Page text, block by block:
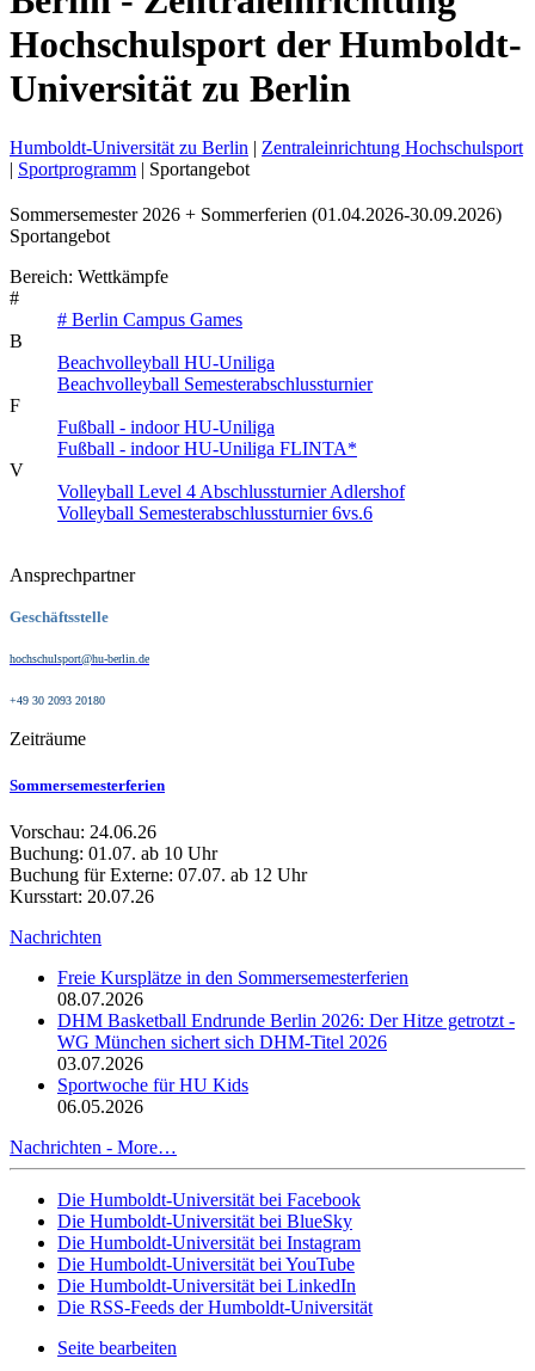
Hochschulsport der Humboldt-
Universität zu Berlin
Humboldt-Universität zu Berlin | Zentraleinrichtung Hochschulsport
| Sportprogramm | Sportangebot
Sommersemester 2026 + Sommerferien (01.04.2026-30.09.2026)
Sportangebot
Bereich: Wettkämpfe
#
# Berlin Campus Games
B
Beachvolleyball HU-Uniliga
Beachvolleyball Semesterabschlussturnier
F
Fußball - indoor HU-Uniliga
Fußball - indoor HU-Uniliga FLINTA*
V
Volleyball Level 4 Abschlussturnier Adlershof
Volleyball Semesterabschlussturnier 6vs.6
Ansprechpartner
Geschäftsstelle
hochschulsport@hu-berlin.de
+49 30 2093 20180
Zeiträume
Sommersemesterferien
Vorschau: 24.06.26
Buchung: 01.07. ab 10 Uhr
Buchung für Externe: 07.07. ab 12 Uhr
Kursstart: 20.07.26
Nachrichten
Freie Kursplätze in den Sommersemesterferien
08.07.2026
DHM Basketball Endrunde Berlin 2026: Der Hitze getrotzt -
WG München sichert sich DHM-Titel 2026
03.07.2026
Sportwoche für HU Kids
06.05.2026
Nachrichten - More…
Die Humboldt-Universität bei Facebook
Die Humboldt-Universität bei BlueSky
Die Humboldt-Universität bei Instagram
Die Humboldt-Universität bei YouTube
Die Humboldt-Universität bei LinkedIn
Die RSS-Feeds der Humboldt-Universität
Seite bearbeiten